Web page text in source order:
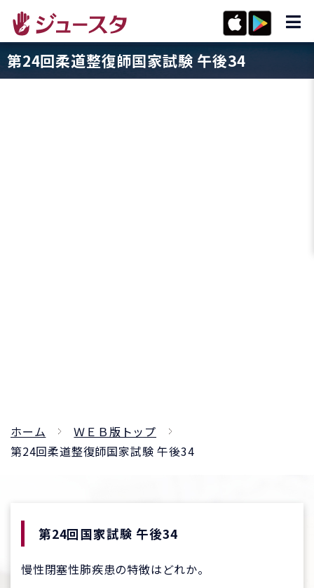
第24回柔道整復師国家試験 午後34
ホーム
ＷＥＢ版トップ
第24回柔道整復師国家試験 午後34
第24回国家試験 午後34
慢性閉塞性肺疾患の特徴はどれか。